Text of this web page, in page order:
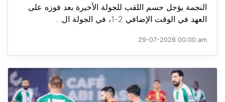
النجمة يؤجل حسم اللقب للجولة الأخيرة بعد فوزه على
العهد في الوقت الإضافي 2-1، في الجولة ال...
29-07-2026 00:00 am